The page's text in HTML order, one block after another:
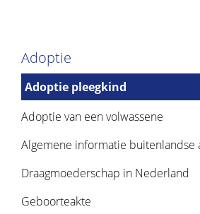
Adoptie
Adoptie pleegkind
Adoptie van een volwassene
Algemene informatie
Draagmoederschap in Nederland
Geboorteakte